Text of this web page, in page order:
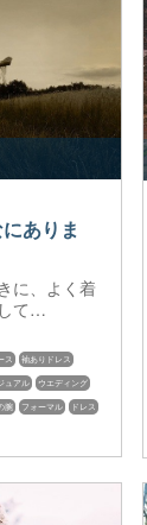
ありま
に、よく着
て…
ス 袖ありドレス
ュアル ウエディング
腕 フォーマル ドレス